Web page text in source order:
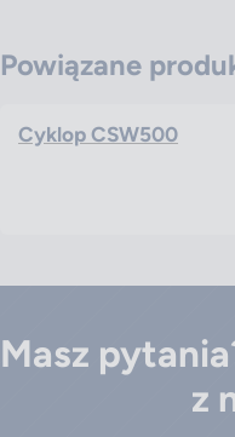
Powiązane
Cyklop CSW500
Masz
z